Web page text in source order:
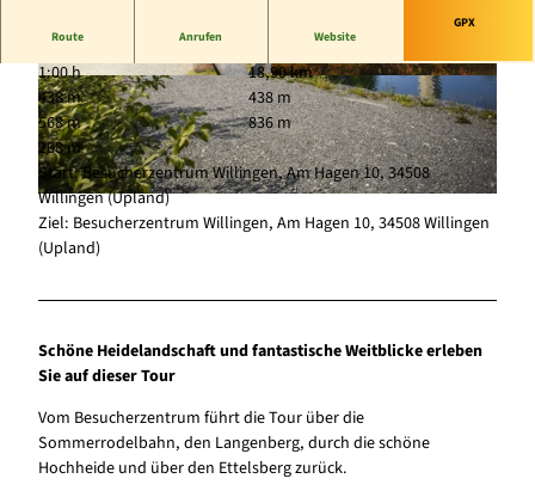
© sabrinity, Sauerland-Tourismus |
© Familie von der Heide |CC-BY-SA
© Sebastian Noack Hochheide Hütte Niedersfel
d | CC-BY-SA
Route Anrufen Website
GPX
1:00 h
18,90 km
438 m
438 m
568 m
836 m
268 m
Start: Besucherzentrum Willingen, Am Hagen 10, 34508
Willingen (Upland)
Ziel: Besucherzentrum Willingen, Am Hagen 10, 34508 Willingen
(Upland)
Schöne Heidelandschaft und fantastische Weitblicke erleben
Sie auf dieser Tour
Vom Besucherzentrum führt die Tour über die
Sommerrodelbahn, den Langenberg, durch die schöne
Hochheide und über den Ettelsberg zurück.